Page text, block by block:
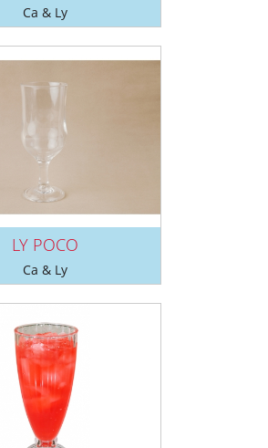
Ca & Ly
LY POCO
Ca & Ly